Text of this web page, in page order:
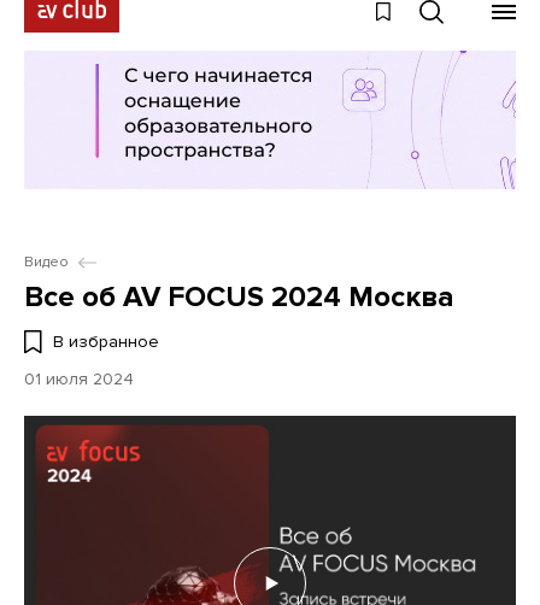
Видео
Все об AV FOCUS 2024 Москва
В избранное
01 июля 2024